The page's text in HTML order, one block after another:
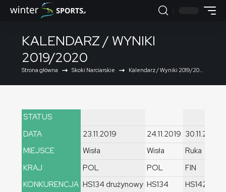
KALENDARZ / WYNIKI
2019/2020
Strona główna Skoki Narciarskie Kalendarz / Wyniki 2019/2020
STATUS
DATA
MIEJSCE
KRAJ
KONKURENCJA
23.11.2019
Wisła
POL
HS134 drużynowy
24.11.2019
Wisła
POL
HS134
30.11.2019
Ruka
FIN
HS142